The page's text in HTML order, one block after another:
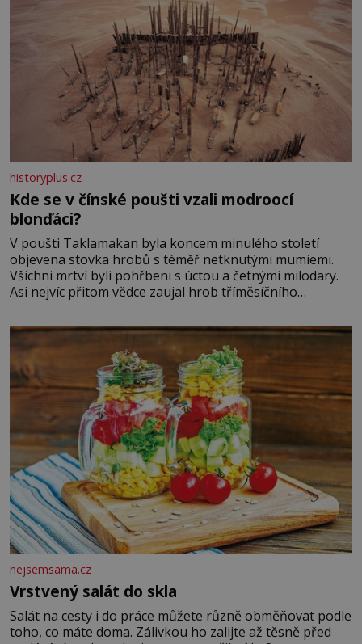
historyplus.cz
Kde se v čínské poušti vzali modroocí
blonďáci?
V poušti Taklamakan byla koncem minulého století
objevena stovka hrobů s téměř netknutými mumiemi.
Všichni mrtví byli pohřbeni s úctou a četnými milodary.
Asi nejvíc přitom vědce zaujal hrob tříměsíčního
blonďaté vlásky. Fakt, že jsou těla dávných lidí nesmírně
dobře zachovalá, přičítají odborníci zdejším klimatickým
podmínkám. Sucho, prosolené písky a extrémně
nejsemsama.cz
Vrstvený salát do skla
Salát na cesty i do práce můžete různě obměňovat podle
toho, co máte doma. Zálivkou ho zalijte až těsně před